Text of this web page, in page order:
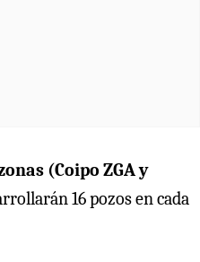
(Coipo ZGA y
16 pozos en cada